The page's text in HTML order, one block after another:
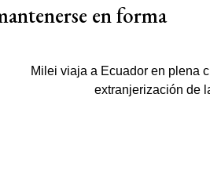
en forma